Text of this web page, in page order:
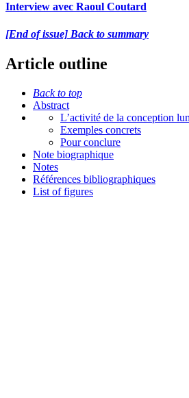
Interview avec Raoul Coutard
[End of issue] Back to summary
Article outline
Back to top
Abstract
L’activité de la conception
Exemples concrets
Pour conclure
Note biographique
Notes
Références bibliographiques
List of figures